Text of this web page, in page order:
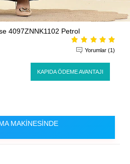
4097ZNNK1102 Petrol
Yorumlar (1)
KAPIDA ÖDEME AVANTAJI
MAKİNESİNDE